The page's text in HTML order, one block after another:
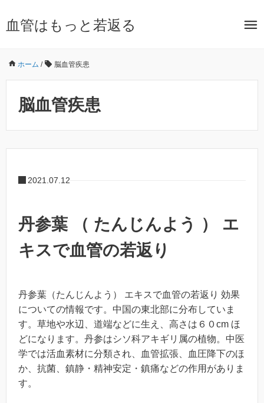
血管はもっと若返る
ホーム / 脳血管疾患
脳血管疾患
2021.07.12
丹参葉 （ たんじんよう ） エ
キスで血管の若返り
丹参葉（たんじんよう） エキスで血管の若返り 効果
についての情報です。中国の東北部に分布していま
す。草地や水辺、道端などに生え、高さは６０cm ほ
どになります。丹参はシソ科アキギリ属の植物。中医
学では活血素材に分類され、血管拡張、血圧降下のほ
か、抗菌、鎮静・精神安定・鎮痛などの作用がありま
す。